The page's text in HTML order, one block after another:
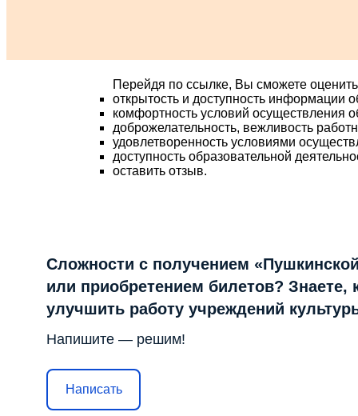
Перейдя по ссылке, Вы сможете
открытость и доступность информации
комфортность условий осуществления
доброжелательность, вежливость
удовлетворенность условиями
доступность образовательной
оставить отзыв.
Сложности с получением
или приобретением билетов? Знаете,
улучшить работу учреждений
Напишите — решим!
Написать